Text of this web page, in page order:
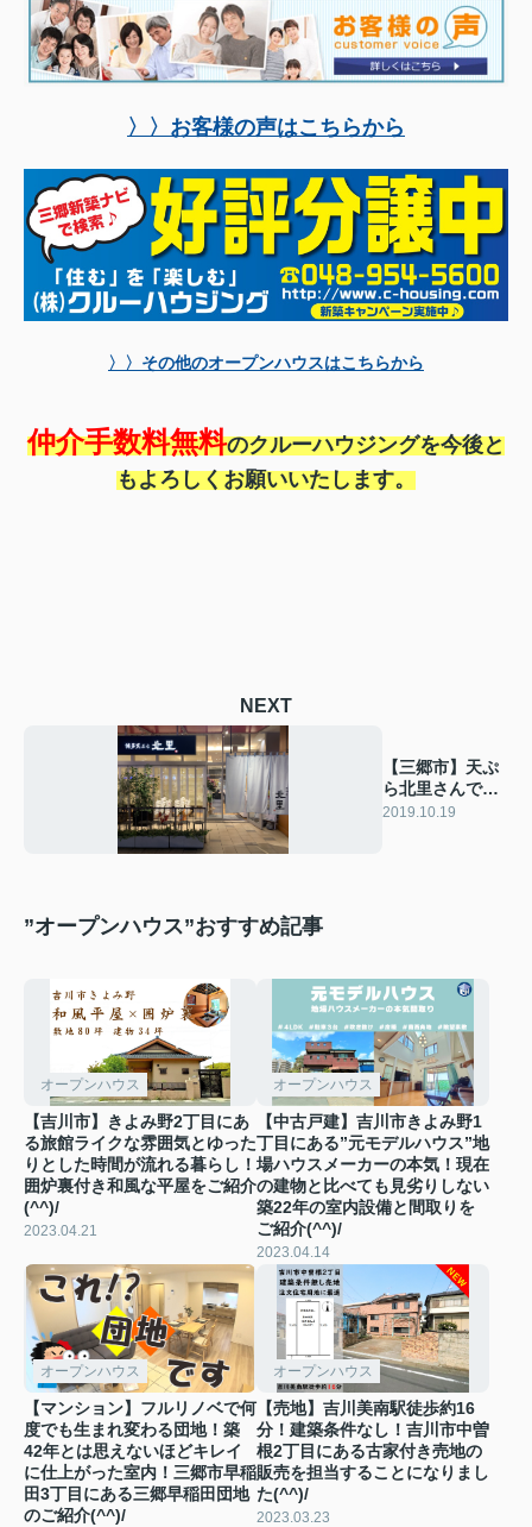
〉〉お客様の声はこちらから
〉〉その他のオープンハウスはこちらから
仲介手数料無料のクルーハウジングを今後と
もよろしくお願いいたします。
NEXT
【三郷市】天ぷ
ら北里さんで夜
ご飯！！
2019.10.19
”オープンハウス”おすすめ記事
オープンハウス
【吉川市】きよみ野2丁目にあ
る旅館ライクな雰囲気とゆった
りとした時間が流れる暮らし！
囲炉裏付き和風な平屋をご紹介
(^^)/
2023.04.21
オープンハウス
【中古戸建】吉川市きよみ野1
丁目にある”元モデルハウス”地
場ハウスメーカーの本気！現在
の建物と比べても見劣りしない
築22年の室内設備と間取りを
ご紹介(^^)/
2023.04.14
オープンハウス
【マンション】フルリノベで何
度でも生まれ変わる団地！築
42年とは思えないほどキレイ
に仕上がった室内！三郷市早稲
田3丁目にある三郷早稲田団地
のご紹介(^^)/
オープンハウス
【売地】吉川美南駅徒歩約16
分！建築条件なし！吉川市中曽
根2丁目にある古家付き売地の
販売を担当することになりまし
た(^^)/
2023.03.23